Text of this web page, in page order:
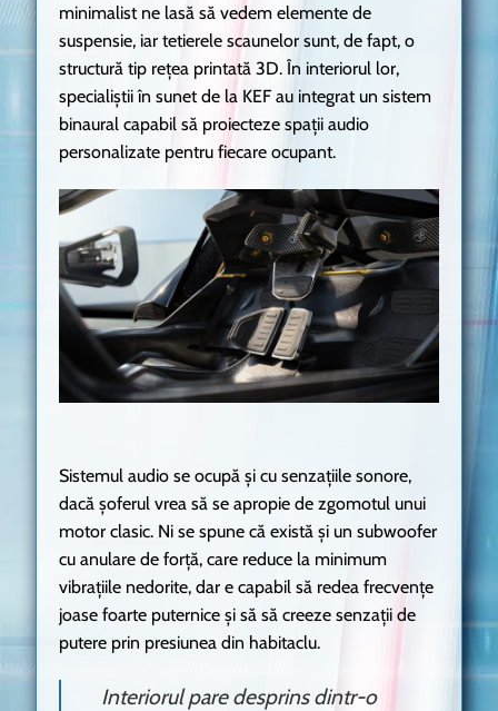
minimalist ne lasă să vedem elemente de
suspensie, iar tetierele scaunelor sunt, de fapt, o
structură tip rețea printată 3D. În interiorul lor,
specialiștii în sunet de la KEF au integrat un sistem
binaural capabil să proiecteze spații audio
personalizate pentru fiecare ocupant.
Sistemul audio se ocupă și cu senzațiile sonore,
dacă șoferul vrea să se apropie de zgomotul unui
motor clasic. Ni se spune că există și un subwoofer
cu anulare de forță, care reduce la minimum
vibrațiile nedorite, dar e capabil să redea frecvențe
joase foarte puternice și să să creeze senzații de
putere prin presiunea din habitaclu.
Interiorul pare desprins dintr-o